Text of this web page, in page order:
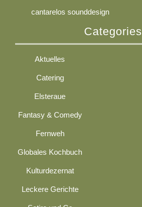
cantarelos sounddesign
Categories
Aktuelles
Catering
Elsteraue
Fantasy & Comedy
Fernweh
Globales Kochbuch
Kulturdezernat
Leckere Gerichte